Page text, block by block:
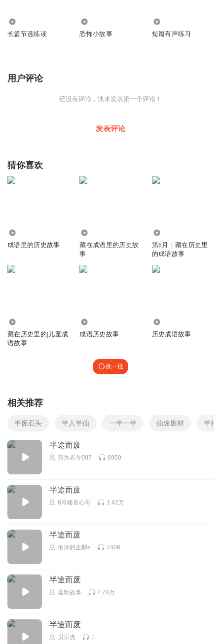
长篇节选练读 恐怖小故事 短篇有声练习
用户评论
还没有评论，快来发表第一个评论！
发表评论
猜你喜欢
成语里的历史故事
藏在成语里的历史故
事
第6月｜藏在历史里
的成语故事
藏在历史里的|儿童成
语故事
成语历史故事 历史成语故事
换一批
相关推荐
半废石头 半人半仙 一半一半 仙途废材 半神
半途而废
霓为衣兮007 6950
半途而废
8号楼良心哥 1.42万
半途而废
怕冷的企鹅e 7406
半途而废
嘉欢故事 2.70万
半途而废
贝乐虎 1